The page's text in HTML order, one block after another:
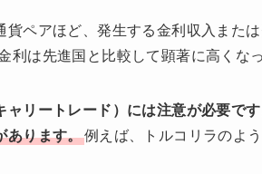
ペアほど、発生する金利収入また
利は先進国と比較して顕著に高くな
ャリートレード）には注意が必要で
あります。例えば、トルコリラのよ